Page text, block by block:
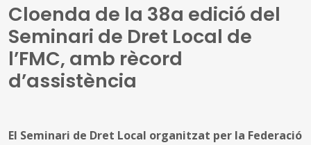
Cloenda de la 38a edició del
Seminari de Dret Local de
l’FMC, amb rècord
d’assistència
El Seminari de Dret Local organitzat per la Federació